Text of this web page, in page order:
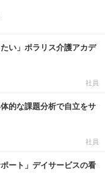
い」ポラリス介護アカデ
社員
的な課題分析で自立をサ
社員
ート」デイサービスの看